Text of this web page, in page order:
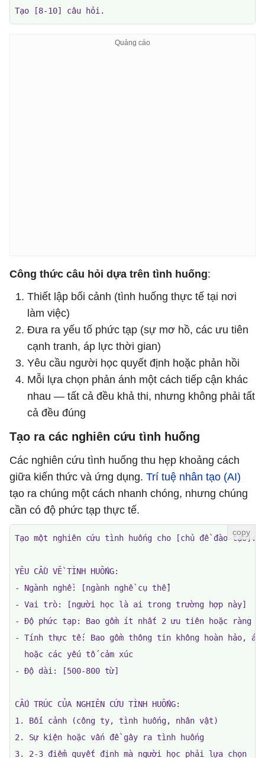
Tạo [8-10] câu hỏi.
Công thức câu hỏi dựa trên tình huống:
Thiết lập bối cảnh (tình huống thực tế tại nơi
làm việc)
Đưa ra yếu tố phức tạp (sự mơ hồ, các ưu tiên
cạnh tranh, áp lực thời gian)
Yêu cầu người học quyết định hoặc phản hồi
Mỗi lựa chọn phản ánh một cách tiếp cận khác
nhau — tất cả đều khả thi, nhưng không phải tất
cả đều đúng
Tạo ra các nghiên cứu tình huống
Các nghiên cứu tình huống thu hẹp khoảng cách
giữa kiến ​​thức và ứng dụng. Trí tuệ nhân tạo (AI)
tạo ra chúng một cách nhanh chóng, nhưng chúng
cần có độ phức tạp thực tế.
Tạo một nghiên cứu tình huống cho [chủ đề đào tạo]:
YÊU CẦU VỀ TÌNH HUỐNG:
- Ngành nghề: [ngành nghề cụ thể]
- Vai trò: [người học là ai trong trường hợp này]
- Độ phức tạp: Bao gồm ít nhất 2 ưu tiên hoặc ràng
- Tính thực tế: Bao gồm thông tin không hoàn hảo,
  hoặc các yếu tố cảm xúc
- Độ dài: [500-800 từ]
CẤU TRÚC CỦA NGHIÊN CỨU TÌNH HUỐNG:
1. Bối cảnh (công ty, tình huống, nhân vật)
2. Sự kiện hoặc vấn đề gây ra tình huống
3. 2-3 điểm quyết định mà người học phải lựa chọn